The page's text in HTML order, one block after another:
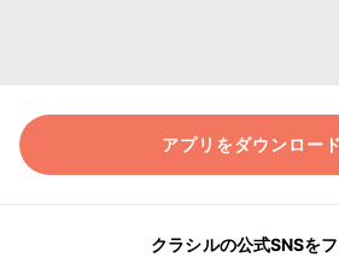
アプリをダウンロー
クラシルの公式SNSを